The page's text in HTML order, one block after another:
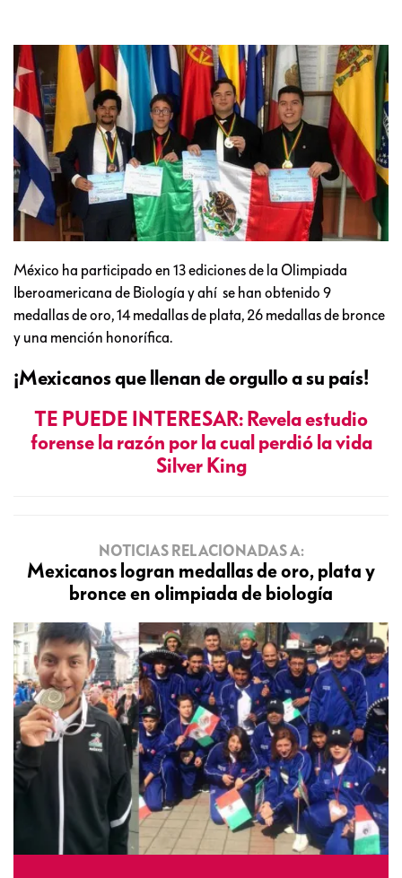
México ha participado en 13 ediciones de la Olimpiada
Iberoamericana de Biología y ahí se han obtenido 9
medallas de oro, 14 medallas de plata, 26 medallas de bronce
y una mención honorífica.
¡Mexicanos que llenan de orgullo a su país!
TE PUEDE INTERESAR: Revela estudio
forense la razón por la cual perdió la vida
Silver King
NOTICIAS RELACIONADAS A:
Mexicanos logran medallas de oro, plata y
bronce en olimpiada de biología